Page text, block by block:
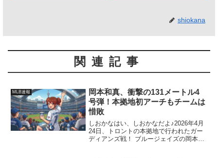
shiokana
関連記事
MLB速報
岡本和真、衝撃の131メートル4
号弾！本拠地初アーチもチームは
惜敗
しおかなはい、しおかなだよ♪2026年4月
24日、トロントの本拠地で行われたガー
ディアンズ戦！ ブルージェイズの岡本和